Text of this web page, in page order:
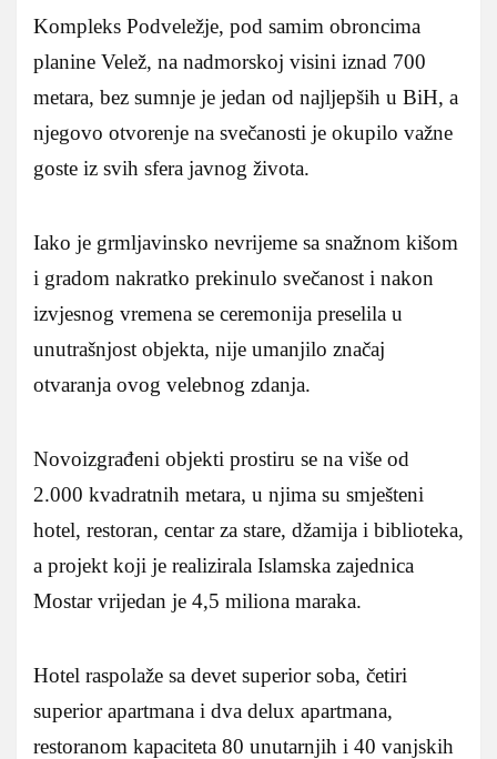
Kompleks Podveležje, pod samim obroncima
planine Velež, na nadmorskoj visini iznad 700
metara, bez sumnje je jedan od najljepših u BiH, a
njegovo otvorenje na svečanosti je okupilo važne
goste iz svih sfera javnog života.
Iako je grmljavinsko nevrijeme sa snažnom kišom
i gradom nakratko prekinulo svečanost i nakon
izvjesnog vremena se ceremonija preselila u
unutrašnjost objekta, nije umanjilo značaj
otvaranja ovog velebnog zdanja.
Novoizgrađeni objekti prostiru se na više od
2.000 kvadratnih metara, u njima su smješteni
hotel, restoran, centar za stare, džamija i biblioteka,
a projekt koji je realizirala Islamska zajednica
Mostar vrijedan je 4,5 miliona maraka.
Hotel raspolaže sa devet superior soba, četiri
superior apartmana i dva delux apartmana,
restoranom kapaciteta 80 unutarnjih i 40 vanjskih